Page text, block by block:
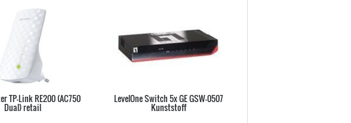
TP-Link RE200 (AC750
Dual) retail
LevelOne Switch 5x GE GSW-0507
Kunststoff